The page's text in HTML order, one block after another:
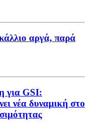
αργά, παρά
για GSI:
νέα δυναμική στο